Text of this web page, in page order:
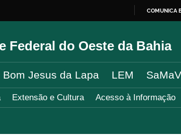
COMUNICA
Federal do Oeste da Bahia
Bom Jesus da Lapa LEM
Extensão e Cultura Acesso à Informação